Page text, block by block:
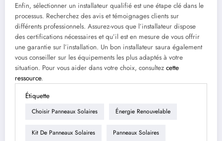
Enfin, sélectionner un installateur qualifié est une étape clé dans le
processus. Recherchez des avis et témoignages clients sur
différents professionnels. Assurez-vous que l’installateur dispose
des certifications nécessaires et qu’il est en mesure de vous offrir
une garantie sur l’installation. Un bon installateur saura également
vous conseiller sur les équipements les plus adaptés à votre
situation. Pour vous aider dans votre choix, consultez cette
ressource.
Étiquette
Choisir Panneaux Solaires Énergie Renouvelable
Kit De Panneaux Solaires Panneaux Solaires